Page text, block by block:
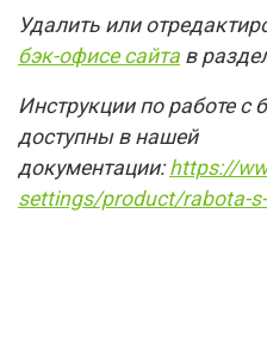
Удалить или
бэк-офисе сайта в
Инструкции по работе с
доступны в нашей
документации:https://
settings/product/rabota-